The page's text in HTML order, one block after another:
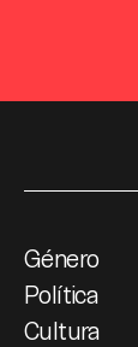
Género
Política
Cultura